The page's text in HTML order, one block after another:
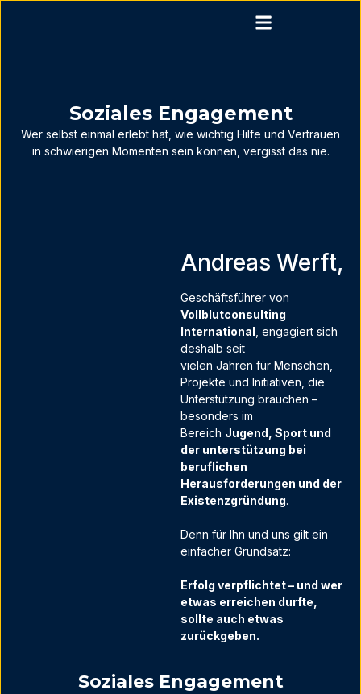
Soziales Engagement
Wer selbst einmal erlebt hat, wie wichtig Hilfe und Vertrauen
in schwierigen Momenten sein können, vergisst das nie.
Andreas Werft,
Geschäftsführer von
Vollblutconsulting
International , engagiert sich
deshalb seit
vielen Jahren für Menschen,
Projekte und Initiativen, die
Unterstützung brauchen –
besonders im
Bereich Jugend, Sport und
der unterstützung bei
beruflichen
Herausforderungen und der
Existenzgründung.
Denn für Ihn und uns gilt ein
einfacher Grundsatz:
Erfolg verpflichtet – und wer
etwas erreichen durfte,
sollte auch etwas
zurückgeben.
Soziales Engagement